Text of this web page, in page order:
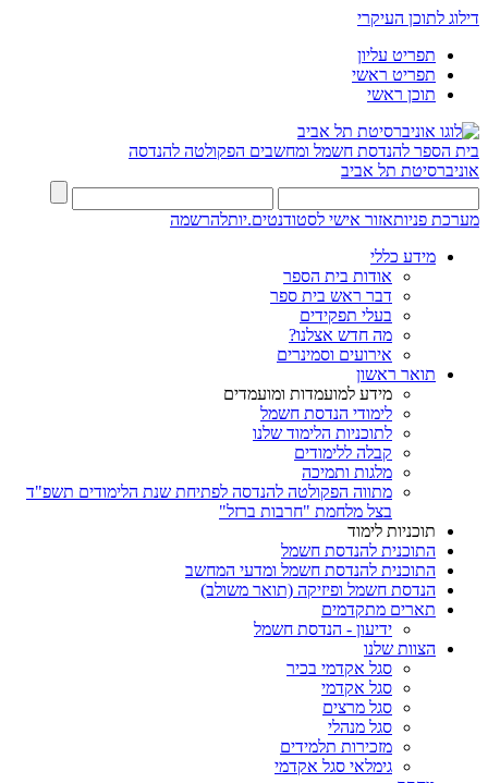
דילוג לתוכן העיקרי
תפריט עליון
תפריט ראשי
תוכן ראשי
בית הספר להנדסת חשמל ומחשבים הפקולטה להנדסה
אוניברסיטת תל אביב
מערכת פניותאזור אישי לסטודנטים.יותלהרשמה
מידע כללי
אודות בית הספר
דבר ראש בית ספר
בעלי תפקידים
מה חדש אצלנו?
אירועים וסמינרים
תואר ראשון
מידע למועמדות ומועמדים
לימודי הנדסת חשמל
לתוכניות הלימוד שלנו
קבלה ללימודים
מלגות ותמיכה
מתווה הפקולטה להנדסה לפתיחת שנת הלימודים תשפ"ד
בצל מלחמת "חרבות ברזל"
תוכניות לימוד
התוכנית להנדסת חשמל
התוכנית להנדסת חשמל ומדעי המחשב
הנדסת חשמל ופיזיקה (תואר משולב)
תארים מתקדמים
ידיעון - הנדסת חשמל
הצוות שלנו
סגל אקדמי בכיר
סגל אקדמי
סגל מרצים
סגל מנהלי
מזכירות תלמידים
גימלאי סגל אקדמי